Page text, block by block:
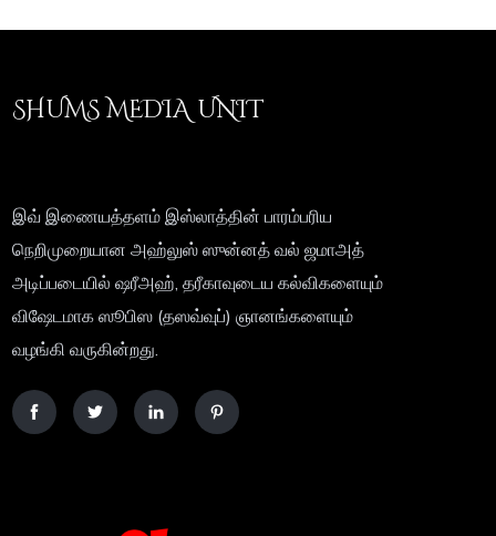
SHUMS MEDIA UNIT
இவ் இணையத்தளம் இஸ்லாத்தின் பாரம்பரிய
நெறிமுறையான அஹ்லுஸ் ஸுன்னத் வல் ஜமாஅத்
அடிப்படையில் ஷரீஅஹ், தரீகாவுடைய கல்விகளையும்
விஷேடமாக ஸூபிஸ (தஸவ்வுப்) ஞானங்களையும்
வழங்கி வருகின்றது.